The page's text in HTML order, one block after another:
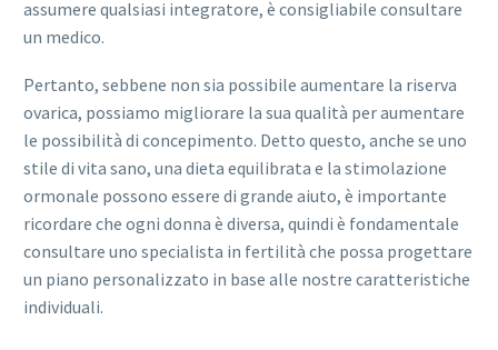
assumere qualsiasi integratore, è consigliabile consultare
un medico.
Pertanto, sebbene non sia possibile aumentare la riserva
ovarica, possiamo migliorare la sua qualità per aumentare
le possibilità di concepimento. Detto questo, anche se uno
stile di vita sano, una dieta equilibrata e la stimolazione
ormonale possono essere di grande aiuto, è importante
ricordare che ogni donna è diversa, quindi è fondamentale
consultare uno specialista in fertilità che possa progettare
un piano personalizzato in base alle nostre caratteristiche
individuali.